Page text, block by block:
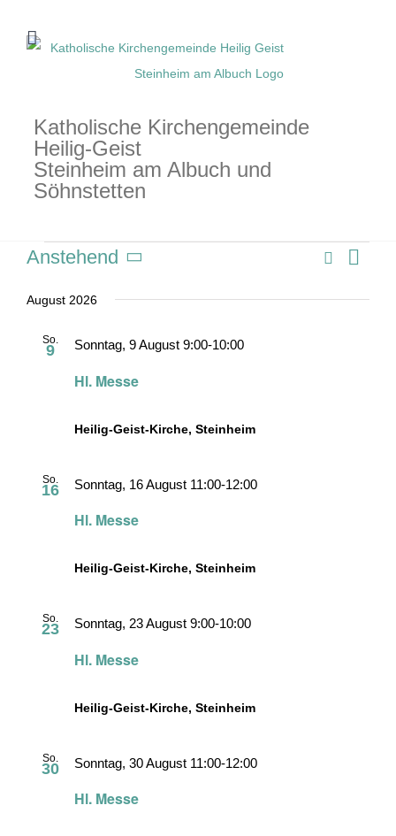
Inhalt
Katholische Kirchengemeinde
Heilig-Geist
Steinheim am Albuch und
Söhnstetten
Veranstaltungen
Suche
Suche
Liste
Anstehend
wählen.
August 2026
So.
9
Hl. Messe
Sonntag, 9 August 9:00-10:00
Heilig-Geist-Kirche, Steinheim
So.
16
Hl. Messe
Sonntag, 16 August 11:00-12:00
Heilig-Geist-Kirche, Steinheim
So.
23
Hl. Messe
Sonntag, 23 August 9:00-10:00
Heilig-Geist-Kirche, Steinheim
So.
30
Hl. Messe
Sonntag, 30 August 11:00-12:00